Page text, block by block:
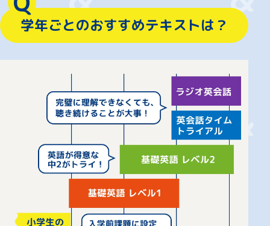
学年ごとのおすすめテキストは？